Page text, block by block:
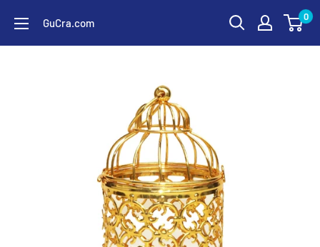
テ
GuCra.com 0